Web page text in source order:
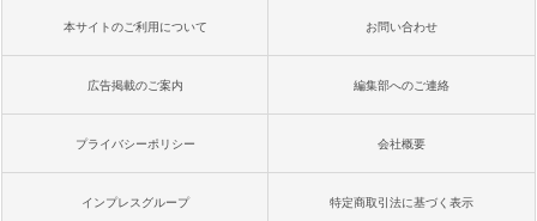
本サイトのご利用について お問い合わせ
広告掲載のご案内 編集部へのご連絡
プライバシーポリシー 会社概要
インプレスグループ 特定商取引法に基づく表示